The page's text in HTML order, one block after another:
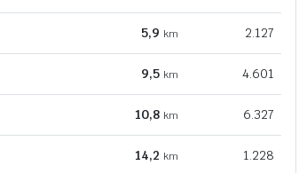
5,9 km 2.127
9,5 km 4.601
10,8 km 6.327
14,2 km 1.228